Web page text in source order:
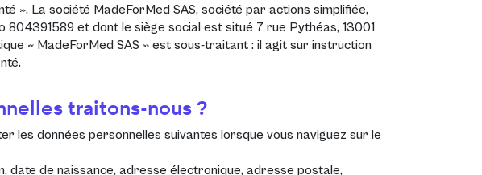
». La société MadeForMed SAS, société par actions simplifiée,
804391589 et dont le siège social est situé 7 rue Pythéas, 13001
« MadeForMed SAS » est sous-traitant : il agit sur instruction
traitons-nous ?
les données personnelles suivantes lorsque vous naviguez sur le
date de naissance, adresse électronique, adresse postale,